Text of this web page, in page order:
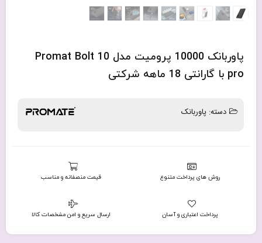
پاوربانک 10000 پرومیت مدل Promat Bolt 10
pro با گارانتی 18 ماهه شرکتی
دسته: پاوربانک
روش های پرداخت متنوع قیمت منصفانه و مناسب
پرداخت اعتباری و آسان ارسال سریع و امن مشخصات کالا